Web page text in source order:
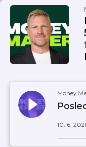
Money
10. 6.